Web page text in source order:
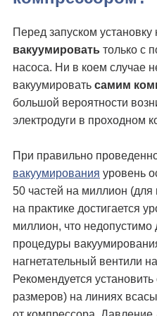
Перед запуском
вакуумировать только с
насоса. Ни в коем случае
вакуумировать самим
большой вероятности
электродуги в проходном
При правильно
вакуумирования уровень
50 частей на миллион
на практике достигается
миллион, что недопустимо
процедуры
нагнетательный вентили
Рекомендуется
размеров) на линиях